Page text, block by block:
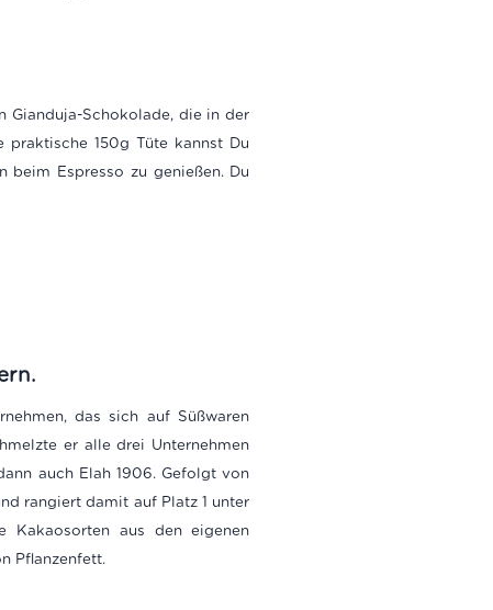
Gianduja-Schokolade, die in der
praktische 150g Tüte kannst Du
beim Espresso zu genießen. Du
das sich auf Süßwaren
er alle drei Unternehmen
auch Elah 1906. Gefolgt von
rangiert damit auf Platz 1 unter
Kakaosorten aus den eigenen
Pflanzenfett.